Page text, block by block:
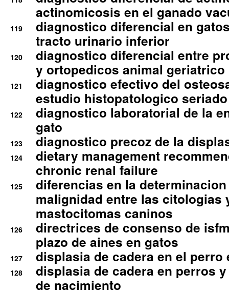
actinomicosis en el ganado
119
diagnostico diferencial en
tracto urinario inferior
120
diagnostico diferencial entre
y ortopedicos animal geriatrico
121
diagnostico efectivo del
estudio histopatologico seriado
122
diagnostico laboratorial de la
gato
123 diagnostico precoz de la
124
dietary management
chronic renal failure
125
diferencias en la
malignidad entre las citologias
mastocitomas caninos
126
directrices de consenso de
plazo de aines en gatos
127 displasia de cadera en el perro
128
displasia de cadera en perros
de nacimiento